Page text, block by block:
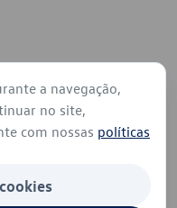
a navegação,
no site,
com nossas políticas